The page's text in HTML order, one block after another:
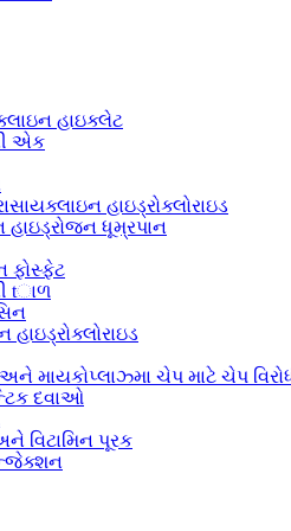
હાઇક્લેટ
એક
હાઇડ્રોક્લોરાઇડ
હાઇડ્રોજન ધૂમ્રપાન
ફોસ્ફેટ
tાળ
હાઇડ્રોક્લોરાઇડ
માયકોપ્લાઝ્મા ચેપ માટે ચેપ
દવાઓ
વિટામિન પૂરક